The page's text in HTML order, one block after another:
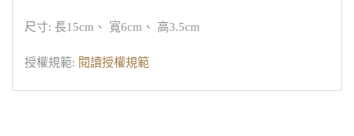
尺寸: 長15cm、 寬6cm、 高3.5cm
授權規範: 閱讀授權規範